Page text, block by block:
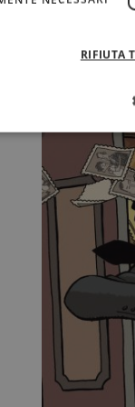
RIFIUTA
Strettamente
consentono le
correttamente senza i
Dominio
Automattic
.illibraio.it
.illibraio.it
.illibraio.it
CookieScript
1